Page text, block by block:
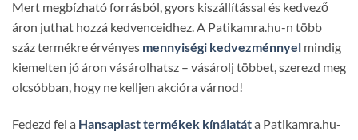
Mert megbízható forrásból, gyors kiszállítással és kedvező
áron juthat hozzá kedvenceidhez. A Patikamra.hu-n több
száz termékre érvényes mennyiségi kedvezménnyel mindig
kiemelten jó áron vásárolhatsz – vásárolj többet, szerezd meg
olcsóbban, hogy ne kelljen akcióra várnod!
Fedezd fel a Hansaplast termékek kínálatáta Patikamra.hu-